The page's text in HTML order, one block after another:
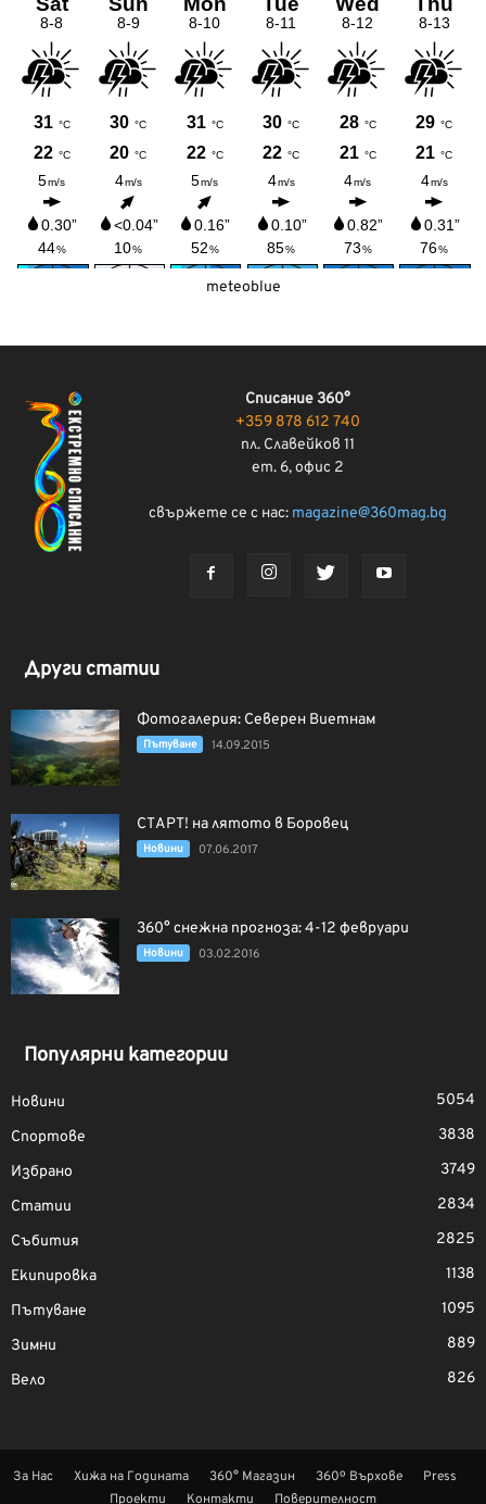
meteoblue
Списание 360°
+359 878 612 740
пл. Славейков 11
ет. 6, офис 2
свържете се с нас: magazine@360mag.bg
Други статии
Фотогалерия: Северен Виетнам
Пътуване 14.09.2015
СТАРТ! на лятото в Боровец
Новини 07.06.2017
360° снежна прогноза: 4-12 февруари
Новини 03.02.2016
Популярни категории
Новини
5054
Спортове
3838
Избрано
3749
Статии
2834
Събития
2825
Екипировка
1138
Пътуване
1095
Зимни
889
Вело
826
За Нас Хижа на Годината 360° Магазин 360º Върхове
Press
Проекти
Контакти Поверителност